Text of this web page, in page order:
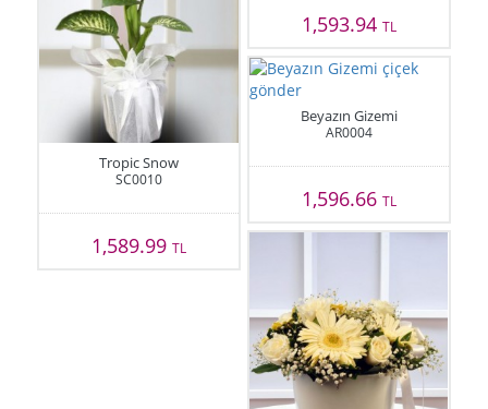
Tropic Snow
SC0010
1,589.99TL
1,593.94 TL
Beyazın Gizemi
AR0004
1,596.66 TL